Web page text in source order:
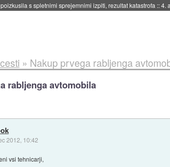
agencija razvija svojo raketo za večkratno uporabo::4. avg
» Nakup prvega rabljenga
rabljenga avtomobila
2012, 10:42
vsi tehnicarji,